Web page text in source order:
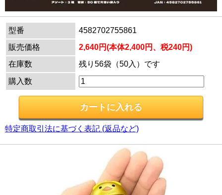
型番
4582702755861
販売価格
2,640円(本体2,400円、税240円)
在庫数
残り56袋（50入）です
購入数
特定商取引法に基づく表記 (返品など)